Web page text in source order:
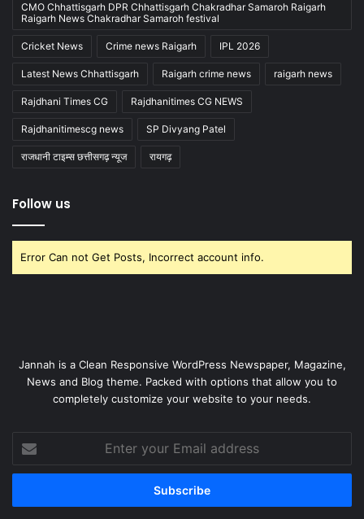
CMO Chhattisgarh DPR Chhattisgarh Chakradhar Samaroh Raigarh
Raigarh News Chakradhar Samaroh festival
Cricket News Crime news Raigarh IPL 2026
Latest News Chhattisgarh Raigarh crime news raigarh news
Rajdhani Times CG Rajdhanitimes CG NEWS
Rajdhanitimescg news SP Divyang Patel
राजधानी टाइम्स छत्तीसगढ़ न्यूज रायगढ़
Follow us
Error Can not Get Posts, Incorrect account info.
Jannah is a Clean Responsive WordPress Newspaper, Magazine,
News and Blog theme. Packed with options that allow you to
completely customize your website to your needs.
your
Email